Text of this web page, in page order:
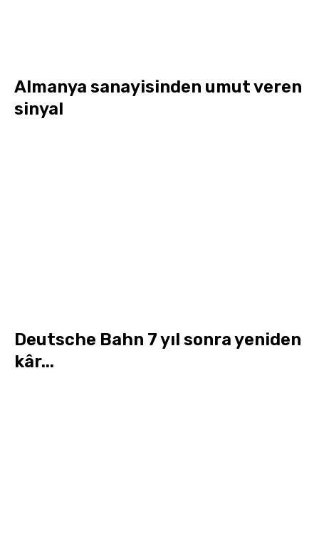
Almanya sanayisinden umut veren
sinyal
Deutsche Bahn 7 yıl sonra yeniden
kâr...